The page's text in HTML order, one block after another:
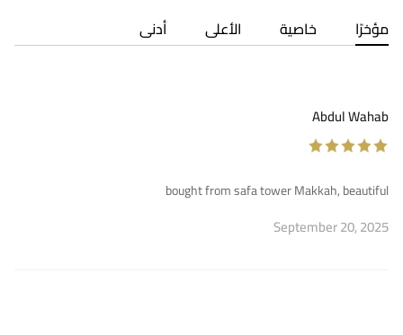
مؤخرًا خاصية الأعلى أدنى
Abdul Wahab
bought from safa tower Makkah, beautiful
September 20, 2025